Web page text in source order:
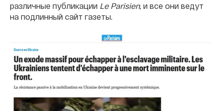
различные публикации Le Parisien, и все они ведут
на подлинный сайт газеты.